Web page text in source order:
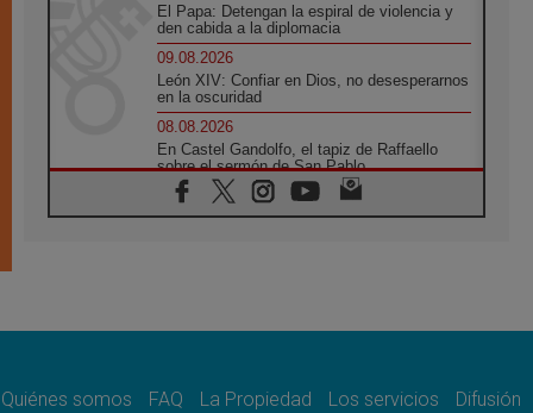
El Papa: Detengan la espiral de violencia y
den cabida a la diplomacia
09.08.2026
León XIV: Confiar en Dios, no desesperarnos
en la oscuridad
08.08.2026
En Castel Gandolfo, el tapiz de Raffaello
sobre el sermón de San Pablo
08.08.2026
En Colombia, «la paz no se compra con una
08.08.2026
08.08.2026
Quiénes somos FAQ La Propiedad Los servicios
Difusión